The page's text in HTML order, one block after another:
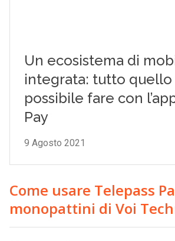
Come usare Telepass
monopattini di Voi